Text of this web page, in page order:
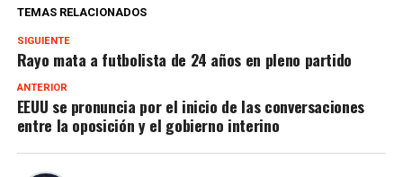
TEMAS RELACIONADOS
SIGUIENTE
Rayo mata a futbolista de 24 años en pleno partido
ANTERIOR
EEUU se pronuncia por el inicio de las conversaciones
entre la oposición y el gobierno interino